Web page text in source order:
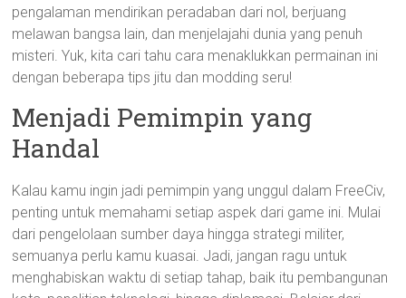
pengalaman mendirikan peradaban dari nol, berjuang
melawan bangsa lain, dan menjelajahi dunia yang penuh
misteri. Yuk, kita cari tahu cara menaklukkan permainan ini
dengan beberapa tips jitu dan modding seru!
Menjadi Pemimpin yang
Handal
Kalau kamu ingin jadi pemimpin yang unggul dalam FreeCiv,
penting untuk memahami setiap aspek dari game ini. Mulai
dari pengelolaan sumber daya hingga strategi militer,
semuanya perlu kamu kuasai. Jadi, jangan ragu untuk
menghabiskan waktu di setiap tahap, baik itu pembangunan